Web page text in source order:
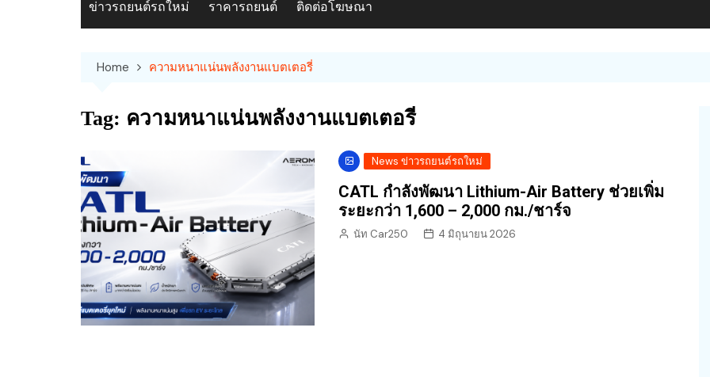
ข่าวรถยนต์รถใหม่ ราคารถยนต์ ติดต่อโฆษณา
Home ความหนาแน่นพลังงานแบตเตอรี่
Tag: ความหนาแน่นพลังงานแบตเตอรี่
News ข่าวรถยนต์รถใหม่
CATL กำลังพัฒนา Lithium-Air Battery ช่วยเพิ่ม
ระยะกว่า 1,600 – 2,000 กม./ชาร์จ
นัท Car250 4 มิถุนายน 2026